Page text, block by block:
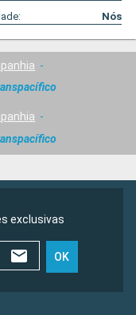
Nós
exclusivas
OK